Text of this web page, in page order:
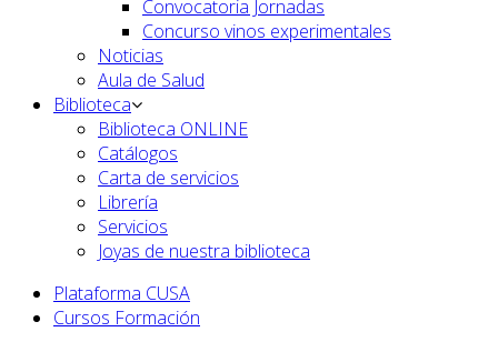
Convocatoria Jornadas
Concurso vinos experimentales
Noticias
Aula de Salud
Biblioteca
Biblioteca ONLINE
Catálogos
Carta de servicios
Librería
Servicios
Joyas de nuestra biblioteca
Plataforma CUSA
Cursos Formación